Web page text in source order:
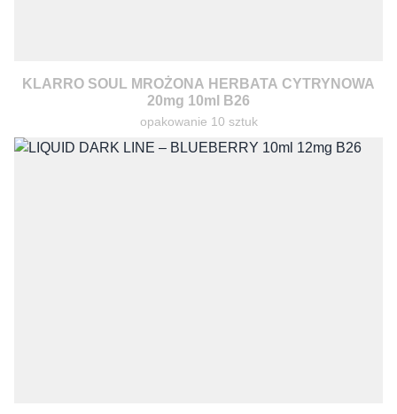
KLARRO SOUL MROŻONA HERBATA CYTRYNOWA
20mg 10ml B26
opakowanie 10 sztuk